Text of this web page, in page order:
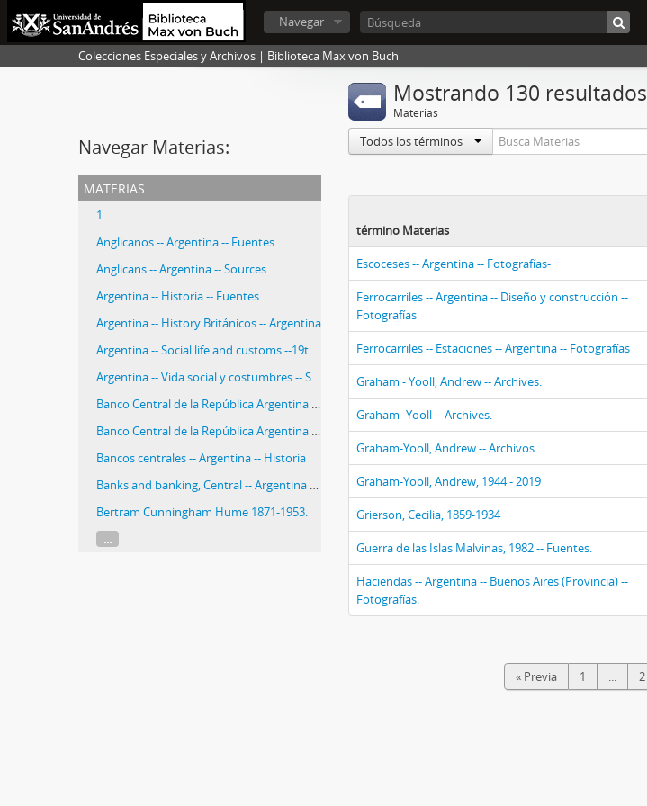
Navegar
Colecciones Especiales y Archivos | Biblioteca Max von Buch
Navegar Materias:
materias
1
Anglicanos -- Argentina -- Fuentes
Anglicans -- Argentina -- Sources
Argentina -- Historia -- Fuentes.
Argentina -- History Británicos -- Argentina
Argentina -- Social life and customs --19th century -- Sources.
Argentina -- Vida social y costumbres -- Siglo XIX -- Fuentes.
Banco Central de la República Argentina -- Historia
Banco Central de la República Argentina -- History
Bancos centrales -- Argentina -- Historia
Banks and banking, Central -- Argentina -- History
Bertram Cunningham Hume 1871-1953.
...
Mostrando 130 resultados
Materias
Todos los términos
término Materias
Escoceses -- Argentina -- Fotografías-
Ferrocarriles -- Argentina -- Diseño y construcción --
Fotografías
Ferrocarriles -- Estaciones -- Argentina -- Fotografías
Graham - Yooll, Andrew -- Archives.
Graham- Yooll -- Archives.
Graham-Yooll, Andrew -- Archivos.
Graham-Yooll, Andrew, 1944 - 2019
Grierson, Cecilia, 1859-1934
Guerra de las Islas Malvinas, 1982 -- Fuentes.
Haciendas -- Argentina -- Buenos Aires (Provincia) --
Fotografías.
« Previa 1 ... 2